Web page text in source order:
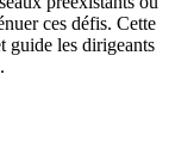
ces défis. Cette
guide les dirigeants